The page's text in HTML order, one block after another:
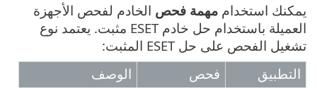
يمكنك استخدام مهمة فحص الخادم لفحص الأجهزة
العميلة باستخدام حل خادم ESET مثبت. يعتمد نوع
تشغيل الفحص على حل ESET المثبت:
التطبيق
فحص
الوصف